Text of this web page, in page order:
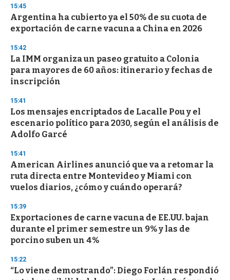
15:45
Argentina ha cubierto ya el 50% de su cuota de
exportación de carne vacuna a China en 2026
15:42
La IMM organiza un paseo gratuito a Colonia
para mayores de 60 años: itinerario y fechas de
inscripción
15:41
Los mensajes encriptados de Lacalle Pou y el
escenario político para 2030, según el análisis de
Adolfo Garcé
15:41
American Airlines anunció que va a retomar la
ruta directa entre Montevideo y Miami con
vuelos diarios, ¿cómo y cuándo operará?
15:39
Exportaciones de carne vacuna de EE.UU. bajan
durante el primer semestre un 9% y las de
porcino suben un 4%
15:22
“Lo viene demostrando”: Diego Forlán respondió